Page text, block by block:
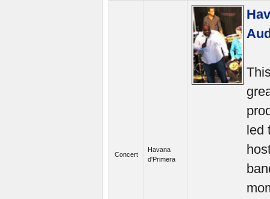
Concert
Havana
d'Primera
led